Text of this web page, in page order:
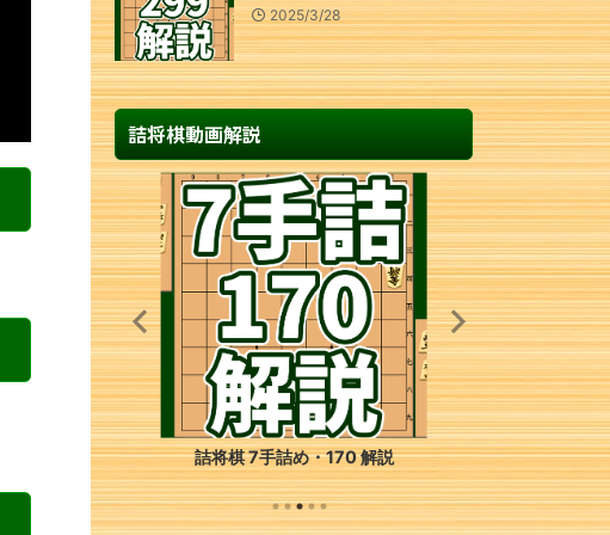
2025/3/28
詰将棋動画解説
詰将棋 7手詰め・170 解説 初心者のた